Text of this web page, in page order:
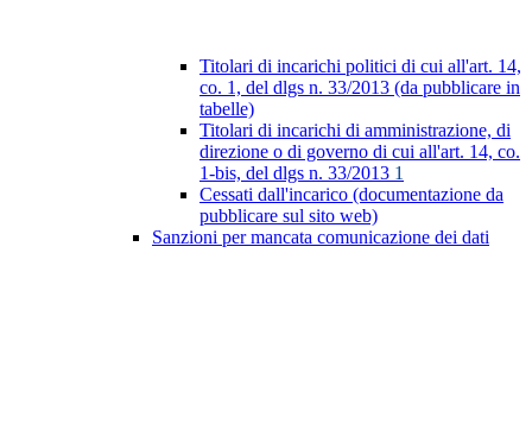
Titolari di incarichi politici di cui all'art. 14,
co. 1, del dlgs n. 33/2013 (da pubblicare in
tabelle)
Titolari di incarichi di amministrazione, di
direzione o di governo di cui all'art. 14, co.
1-bis, del dlgs n. 33/2013 1
Cessati dall'incarico (documentazione da
pubblicare sul sito web)
Sanzioni per mancata comunicazione dei dati